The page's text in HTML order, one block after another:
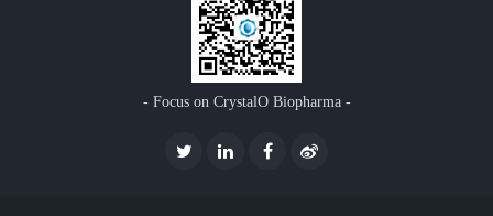
- Focus on CrystalO Biopharma -